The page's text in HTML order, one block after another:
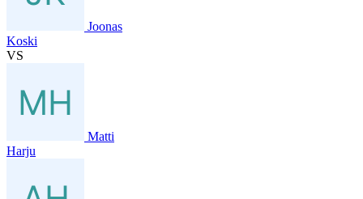
Joonas
Koski
VS
Matti
Harju